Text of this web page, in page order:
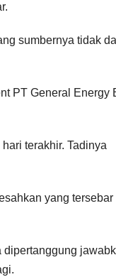
sumbernya tidak
PT General Energy
terakhir. Tadinya
yang tersebar
dipertanggung